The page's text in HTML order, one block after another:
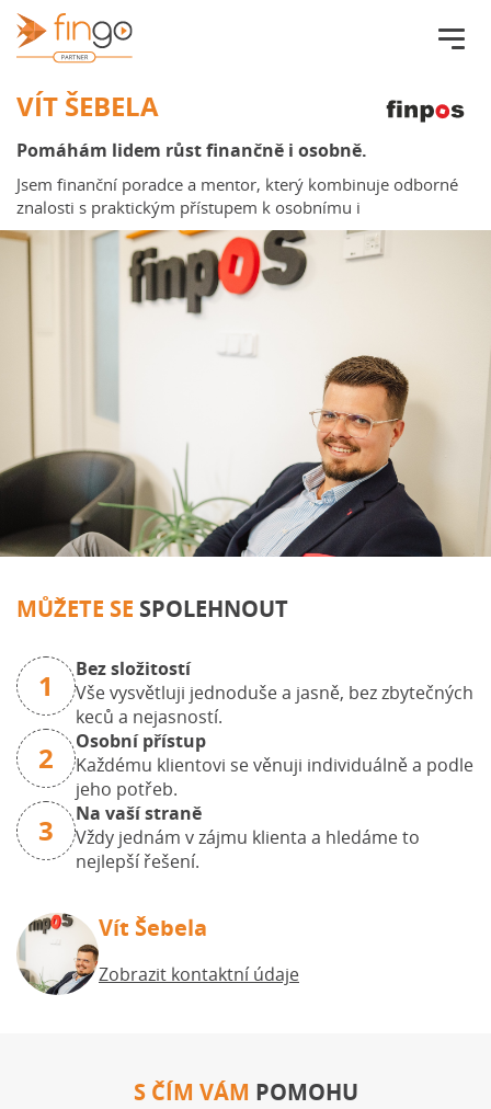
VÍT ŠEBELA
Pomáhám lidem růst finančně i osobně.
Jsem finanční poradce a mentor, který kombinuje odborné
znalosti s praktickým přístupem k osobnímu i
MŮŽETE SE SPOLEHNOUT
1
Bez složitostí
Vše vysvětluji jednoduše a jasně, bez zbytečných
keců a nejasností.
2
Osobní přístup
Každému klientovi se věnuji individuálně a podle
jeho potřeb.
3
Na vaší straně
Vždy jednám v zájmu klienta a hledáme to
nejlepší řešení.
Vít Šebela
Zobrazit kontaktní údaje
S ČÍM VÁM POMOHU